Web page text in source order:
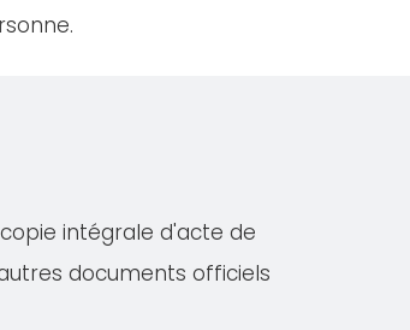
intégrale d'acte de
documents officiels